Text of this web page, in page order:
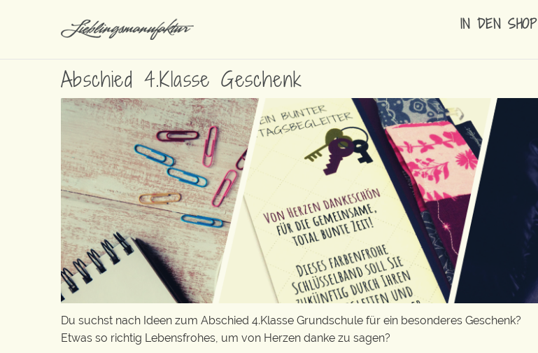
IN DEN SHOP
Abschied 4.Klasse Geschenk
Du suchst nach Ideen zum Abschied 4.Klasse Grundschule für ein besonderes Geschenk?
Etwas so richtig Lebensfrohes, um von Herzen danke zu sagen?